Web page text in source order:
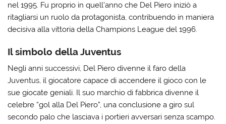
nel 1995. Fu proprio in quell’anno che Del Piero iniziò a
ritagliarsi un ruolo da protagonista, contribuendo in maniera
decisiva alla vittoria della Champions League del 1996.
Il simbolo della Juventus
Negli anni successivi, Del Piero divenne il faro della
Juventus, il giocatore capace di accendere il gioco con le
sue giocate geniali. Il suo marchio di fabbrica divenne il
celebre “gol alla Del Piero”, una conclusione a giro sul
secondo palo che lasciava i portieri avversari senza scampo.